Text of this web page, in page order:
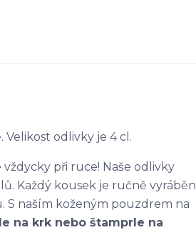
odlivky je 4 cl.
při ruce! Naše odlivky
Každý kousek je ručně vyráběn
S naším koženým pouzdrem na
na krk nebo štamprle na